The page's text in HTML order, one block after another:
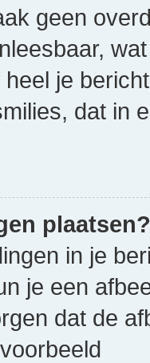
geen
je
dat in
plaatsen?
in je
je een
dat de